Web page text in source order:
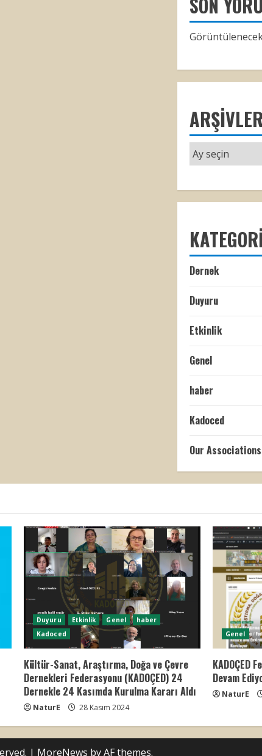
ARŞIVLER
Dernek
Duyuru
Etkinlik
Genel
haber
Kadoced
Our Associations
Duyuru Etkinlik Genel
haber
Kadoced
Kültür-Sanat, Araştırma, Doğa ve Çevre
Dernekleri Federasyonu (KADOÇED) 24
Dernekle 24 Kasımda Kurulma Kararı Aldı
NaturE 28 Kasım 2024
Genel
KADOÇED
Devam
NaturE
| MoreNews by AF themes.